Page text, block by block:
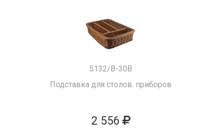
5132/B-30B
Подставка для столов. приборов
2 556